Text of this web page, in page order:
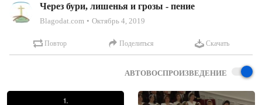
Через бури, лишенья и грозы - пение
Blagodat.com Октябрь 4, 2019
Повтор Поделиться Скачать
АВТОВОСПРОИЗВЕДЕНИЕ